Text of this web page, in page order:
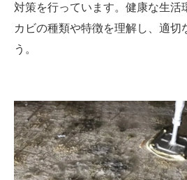
対策を行っています。健康な生活
カビの種類や特徴を理解し、適切
う。